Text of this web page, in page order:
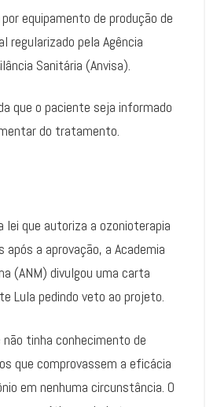
equipamento de produção de
regularizado pela Agência
Sanitária (Anvisa).
que o paciente seja informado
do tratamento.
lei que autoriza a ozonioterapia
após a aprovação, a Academia
(ANM) divulgou uma carta
Lula pedindo veto ao projeto.
não tinha conhecimento de
que comprovassem a eficácia
em nenhuma circunstância. O